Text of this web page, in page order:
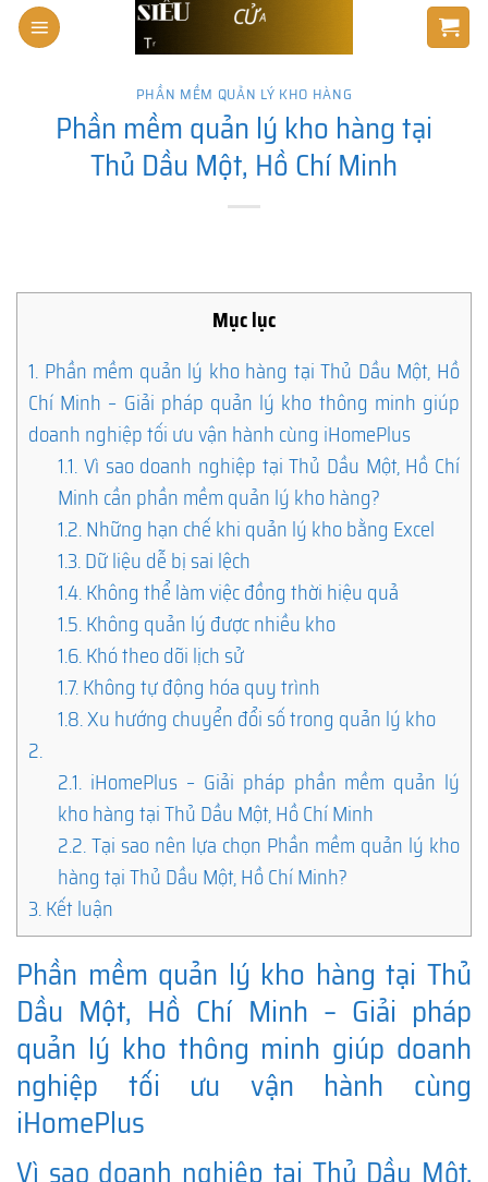
Skip
PHẦN MỀM QUẢN LÝ KHO HÀNG
Phần mềm quản lý kho hàng tại
Thủ Dầu Một, Hồ Chí Minh
Mục lục
1. Phần mềm quản lý kho hàng tại Thủ Dầu Một, Hồ
Chí Minh – Giải pháp quản lý kho thông minh giúp
doanh nghiệp tối ưu vận hành cùng iHomePlus
1.1. Vì sao doanh nghiệp tại Thủ Dầu Một, Hồ Chí
Minh cần phần mềm quản lý kho hàng?
1.2.Những hạn chế khi quản lý kho bằng Excel
1.3.Dữ liệu dễ bị sai lệch
1.4.Không thể làm việc đồng thời hiệu quả
1.5.Không quản lý được nhiều kho
1.6.Khó theo dõi lịch sử
1.7.Không tự động hóa quy trình
1.8.Xu hướng chuyển đổi số trong quản lý kho
2.
2.1. iHomePlus – Giải pháp phần mềm quản lý
kho hàng tại Thủ Dầu Một, Hồ Chí Minh
2.2.Tại sao nên lựa chọn Phần mềm quản lý kho
hàng tại Thủ Dầu Một, Hồ Chí Minh?
3.Kết luận
Phần mềm quản lý kho hàng tại Thủ
Dầu Một, Hồ Chí Minh – Giải pháp
quản lý kho thông minh giúp doanh
nghiệp tối ưu vận hành cùng
iHomePlus